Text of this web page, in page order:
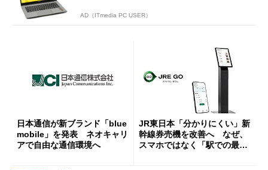
AD（ITmedia PC USER）
日本通信が新ブランド「blue
mobile」を発表 ネオキャリ
アで自由な通信環境へ
JR東日本「分かりにくい」新
幹線券売機を改善へ なぜ、
スマホではなく「駅での最短